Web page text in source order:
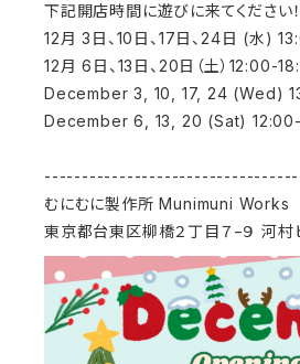
下記開店時間に遊びに来てください！
12月 3日、10日、17日、24日 (水)
12月 6日、13日、20日（土）12:00-
December 3, 10, 17, 24 (Wed)
December 6, 13, 20 (Sat)
むにむに製作所 Munimuni Works
東京都台東区柳橋２丁目７−９ 河村